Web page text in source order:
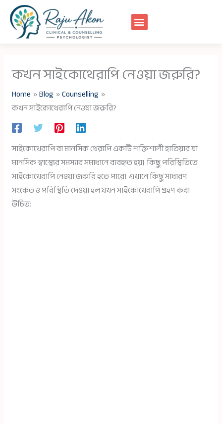
content
কখন সাইকোথেরাপি নেওয়া জরুরি?
Home Blog
Counselling
কখন সাইকোথেরাপি নেওয়া জরুরি?
সাইকোথেরাপি বা মানসিক থেরাপি একটি শক্তিশালী হাতিয়ার যা
মানসিক স্বাস্থ্যের সমস্যার সমাধানে ব্যবহৃত হয়। কিছু পরিস্থিতিতে
সাইকোথেরাপি নেওয়া জরুরি হতে পারে। এখানে কিছু সাধারণ
সংকেত ও পরিস্থিতি দেওয়া হল যখন সাইকোথেরাপি গ্রহণ করা
উচিত: